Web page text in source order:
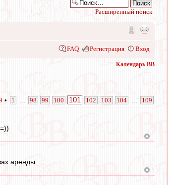
Расширенный поиск
FAQ Регистрация Вход
Календарь ВВ
• 1 98 99 100 101 102 103 104 109
аренды.